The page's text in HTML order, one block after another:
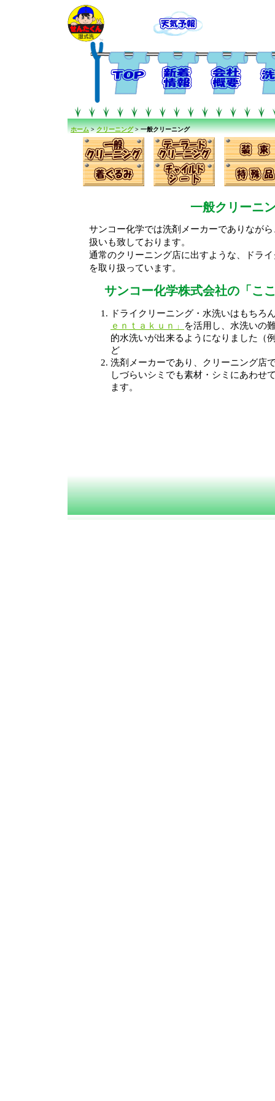
ホーム>クリーニング> 一般クリーニング
一般クリーニ
サンコー化学では洗剤メーカーでありなが
扱いも致しております。
通常のクリーニング店に出すような、ドラ
を取り扱っています。
サンコー化学株式会社の「こ
ドライクリーニング・水洗いはもちろ
ｅｎｔａｋｕｎ」
を活用し、水洗いの
的水洗いが出来るようになりました（
ど
洗剤メーカーであり、クリーニング店
しづらいシミでも素材・シミにあわせ
ます。